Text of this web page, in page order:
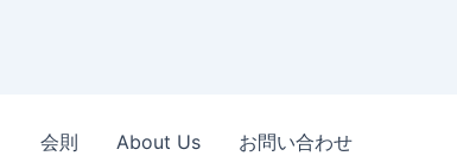
会則 About Us お問い合わせ